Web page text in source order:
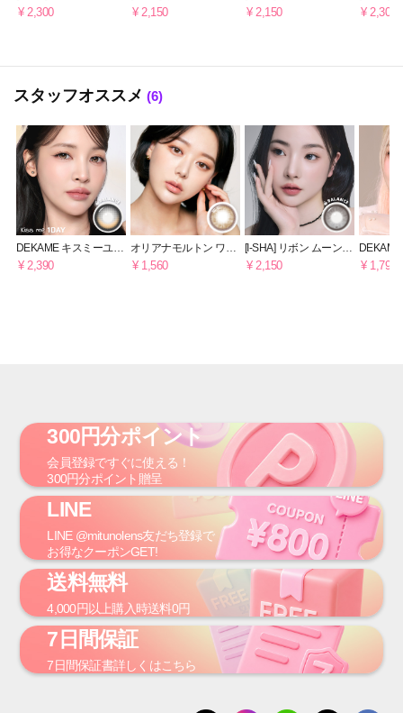
チョコ 【1ヶ月】
¥ 2,300
ウッド【1ヶ月】軸固定
¥ 2,150
トーン 【1ヶ月】軸固
¥ 2,150
ーン 【1
¥ 2,300
スタッフオススメ (6)
DEKAME キスミーユズ
ブーム [1日用] 軸固定ワ
¥ 2,390
オリアナモルトン ワン
デー アンバーブラウン
¥ 1,560
[I-SHA] リボン ムーンス
トーン 【1ヶ月】軸固
¥ 2,150
ューナッ
¥ 1,790
300円分ポイント
会員登録ですぐに使える！
300円分ポイント贈呈
LINE
LINE @mitunolens友だち登録で
お得なクーポンGET!
送料無料
4,000円 以上購入時送料0円
7日間保証
7日間保証書詳しくはこちら